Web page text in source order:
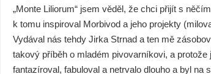
„Monte Liliorum“ jsem věděl, že chci přijít s
k tomu inspiroval Morbivod a jeho projekty
Vydával nás tehdy Jirka Strnad a ten mě
takový příběh o mladém pivovarníkovi, a
fantazíroval, fabuloval a netrvalo dlouho a byl na